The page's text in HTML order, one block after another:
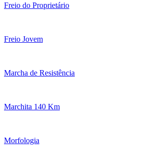
Freio do Proprietário
Freio Jovem
Marcha de Resistência
Marchita 140 Km
Morfologia